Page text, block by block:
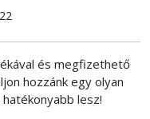
és megfizethető
hozzánk egy olyan
lesz!